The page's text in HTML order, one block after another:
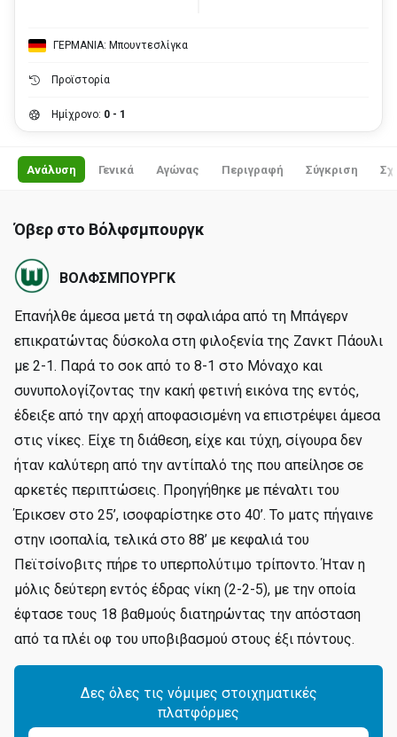
ΓΕΡΜΑΝΙΑ: Μπουντεσλίγκα
Προϊστορία
Ημίχρονο: 0 - 1
Ανάλυση Γενικά Αγώνας Περιγραφή Σύγκριση
Όβερ στο Βόλφσμπουργκ
ΒΟΛΦΣΜΠΟΥΡΓΚ
Επανήλθε άμεσα μετά τη σφαλιάρα από τη Μπάγερν
επικρατώντας δύσκολα στη φιλοξενία της Ζανκτ Πάουλι
με 2-1. Παρά το σοκ από το 8-1 στο Μόναχο και
συνυπολογίζοντας την κακή φετινή εικόνα της εντός,
έδειξε από την αρχή αποφασισμένη να επιστρέψει άμεσα
στις νίκες. Είχε τη διάθεση, είχε και τύχη, σίγουρα δεν
ήταν καλύτερη από την αντίπαλό της που απείλησε σε
αρκετές περιπτώσεις. Προηγήθηκε με πέναλτι του
Έρικσεν στο 25’, ισοφαρίστηκε στο 40’. Το ματς πήγαινε
στην ισοπαλία, τελικά στο 88’ με κεφαλιά του
Πεϊτσίνοβιτς πήρε το υπερπολύτιμο τρίποντο. Ήταν η
μόλις δεύτερη εντός έδρας νίκη (2-2-5), με την οποία
έφτασε τους 18 βαθμούς διατηρώντας την απόσταση
από τα πλέι οφ του υποβιβασμού στους έξι πόντους.
Δες όλες τις νόμιμες στοιχηματικές
πλατφόρμες